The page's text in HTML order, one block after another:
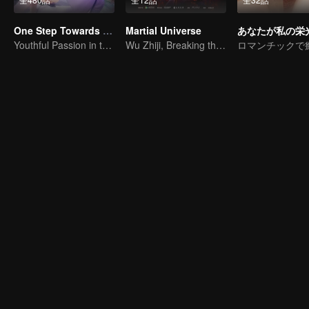
One Step Towards Freedom
Youthful Passion in the Worldly Struggle
Martial Universe
Wu Zhiji, Breaking the Sky, Moving the Heaven and the Earth
あなたが私の栄